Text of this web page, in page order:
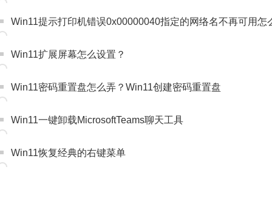
Win11提示打印机错误0x00000040指定的网络名不再可用怎
Win11扩展屏幕怎么设置？
Win11密码重置盘怎么弄？Win11创建密码重置盘
Win11一键卸载MicrosoftTeams聊天工具
Win11恢复经典的右键菜单